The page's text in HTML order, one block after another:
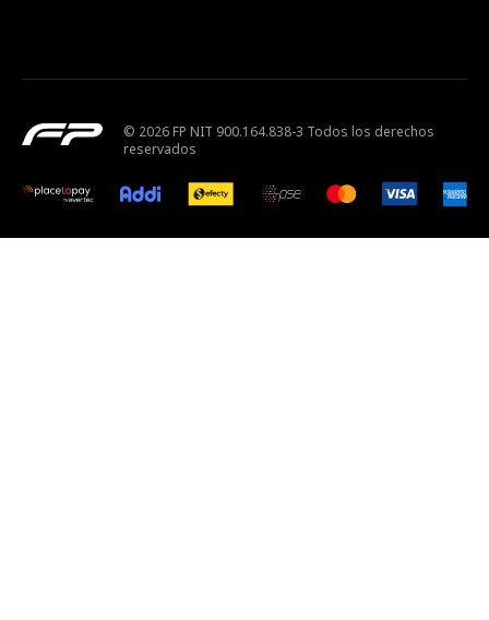
© 2026 FP NIT 900.164.838-3 Todos los derechos
reservados